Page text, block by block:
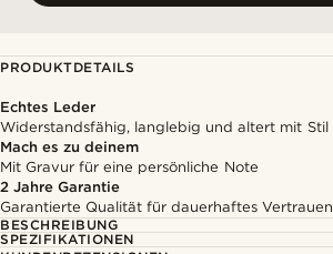
PRODUKTDETAILS
Echtes Leder
Widerstandsfähig, langlebig und altert mit Stil
Mach es zu deinem
Mit Gravur für eine persönliche Note
2 Jahre Garantie
Garantierte Qualität für dauerhaftes Vertrauen
BESCHREIBUNG
SPEZIFIKATIONEN